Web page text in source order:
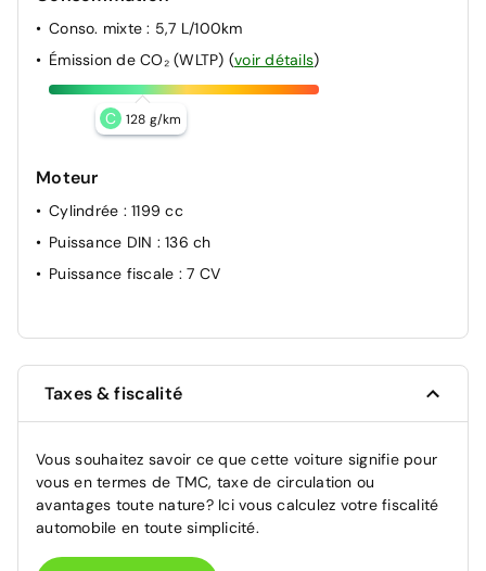
Conso. mixte: 5,7 L/100km
Émission de CO₂ (WLTP) (voir détails)
C 128 g/km
Moteur
Cylindrée : 1199 cc
Puissance DIN : 136 ch
Puissance fiscale : 7 CV
Taxes & fiscalité
Vous souhaitez savoir ce que cette voiture signifie pour
vous en termes de TMC, taxe de circulation ou
avantages toute nature? Ici vous calculez votre fiscalité
automobile en toute simplicité.